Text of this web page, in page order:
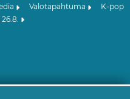
Valotapahtuma
K-pop